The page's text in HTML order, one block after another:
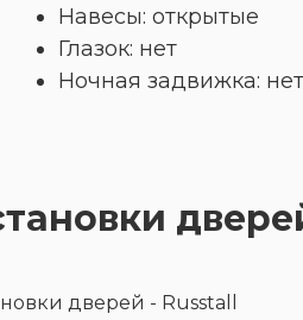
Навесы: открытые
Глазок: нет
Ночная задвижка: нет